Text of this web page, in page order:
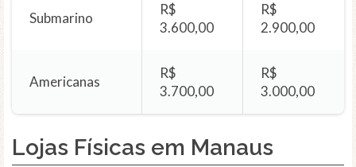
Submarino
R$
3.600,00
R$
2.900,00
Americanas
R$
3.700,00
R$
3.000,00
Lojas Físicas em Manaus